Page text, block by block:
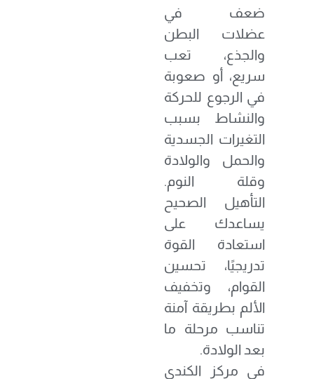
ضعف في
عضلات البطن
والجذع، تعب
سريع، أو صعوبة
في الرجوع للحركة
والنشاط بسبب
التغيرات الجسدية
والحمل والولادة
وقلة النوم.
التأهيل الصحيح
يساعدك على
استعادة القوة
تدريجيًا، تحسين
القوام، وتخفيف
الألم بطريقة آمنة
تناسب مرحلة ما
بعد الولادة.
في مركز الكندي